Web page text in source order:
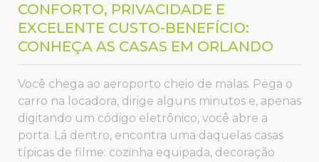
CONFORTO, PRIVACIDADE E
EXCELENTE CUSTO-BENEFÍCIO:
CONHEÇA AS CASAS EM ORLANDO
Você chega ao aeroporto cheio de malas. Pega o
carro na locadora, dirige alguns minutos e, apenas
digitando um código eletrônico, você abre a
porta. Lá dentro, encontra uma daquelas casas
típicas de filme: cozinha equipada, decoração